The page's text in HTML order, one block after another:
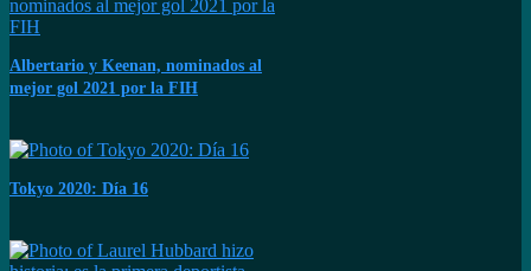
Albertario y Keenan, nominados al
mejor gol 2021 por la FIH
Tokyo 2020: Día 16